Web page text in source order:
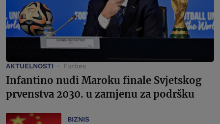
AKTUELNOSTI Forbes
Infantino nudi Maroku finale Svjetskog
prvenstva 2030. u zamjenu za podršku
BIZNIS